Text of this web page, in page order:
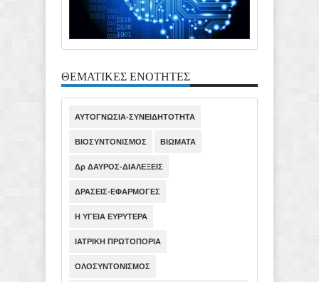
ΘΕΜΑΤΙΚΕΣ ΕΝΟΤΗΤΕΣ
ΑΥΤΟΓΝΩΣΙΑ-ΣΥΝΕΙΔΗΤΟΤΗΤΑ
ΒΙΟΣΥΝΤΟΝΙΣΜΟΣ ΒΙΩΜΑΤΑ
Δρ ΔΑΥΡΟΣ-ΔΙΑΛΕΞΕΙΣ
ΔΡΑΣΕΙΣ-ΕΦΑΡΜΟΓΕΣ
Η ΥΓΕΙΑ ΕΥΡΥΤΕΡΑ
ΙΑΤΡΙΚΗ ΠΡΩΤΟΠΟΡΙΑ
ΟΛΟΣΥΝΤΟΝΙΣΜΟΣ